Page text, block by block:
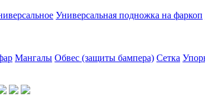
Универсальная подножка на фаркоп
Мангалы Обвес (защиты бампера) Сетка